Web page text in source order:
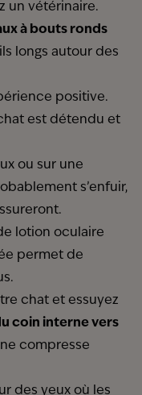
un vétérinaire.
à bouts ronds
longs autour des
positive.
est détendu et
ou sur une
s’enfuir,
lotion oculaire
permet de
chat et essuyez
coin interne vers
compresse
des yeux où les